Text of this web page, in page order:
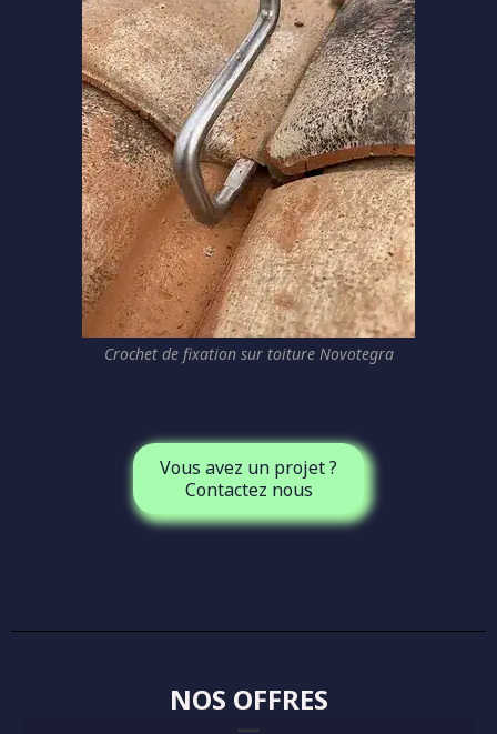
Crochet de fixation sur toiture Novotegra
Vous avez un projet ?
Contactez nous
NOS OFFRES